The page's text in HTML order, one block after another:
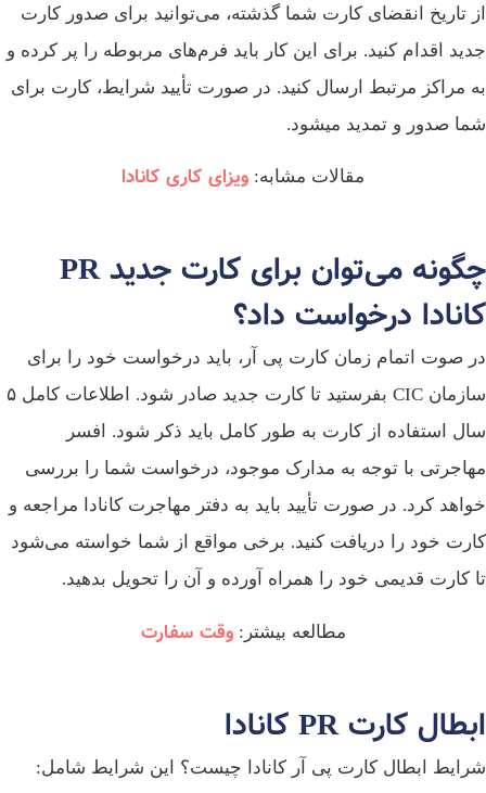
از تاریخ انقضای کارت شما گذشته، می‌توانید برای صدور کارت
جدید اقدام کنید. برای این کار باید فرم‌های مربوطه را پر کرده و
به مراکز مرتبط ارسال کنید. در صورت تأیید شرایط، کارت برای
شما صدور و تمدید می­شود.
مقالات مشابه: ویزای کاری کانادا
چگونه می‌توان برای کارت جدید PR
کانادا درخواست داد؟
در صوت اتمام زمان کارت پی آر، باید درخواست خود را برای
سازمان CIC بفرستید تا کارت جدید صادر شود. اطلاعات کامل ۵
سال استفاده از کارت به طور کامل باید ذکر شود. افسر
مهاجرتی با توجه به مدارک موجود، درخواست شما را بررسی
خواهد کرد. در صورت تأیید باید به دفتر مهاجرت کانادا مراجعه و
کارت خود را دریافت کنید. برخی مواقع از شما خواسته می‌شود
تا کارت قدیمی خود را همراه آورده و آن را تحویل بدهید.
مطالعه بیشتر:وقت سفارت
ابطال کارت PR کانادا
شرایط ابطال کارت پی آر کانادا چیست؟ این شرایط شامل: